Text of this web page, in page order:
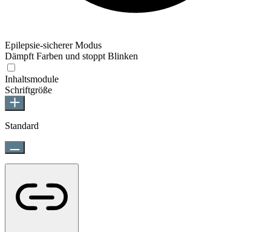
Epilepsie-sicherer Modus
Dämpft Farben und stoppt Blinken
Inhaltsmodule
Schriftgröße
Standard